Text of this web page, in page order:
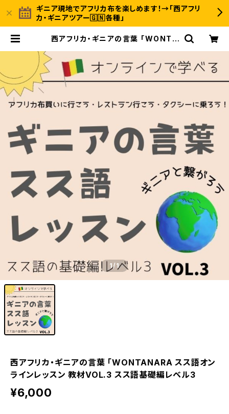
ギニア現地でアフリカ布を楽しめます！→「西アフリ
カ・ギニアツアー🇬🇳各種」
西アフリカ・ギニアの言葉 「WONTA
NUWALI AFRICA イヌワリアフリ
カ〉ギニア発のアフリカ布ファッション
＆ジャンベのオンラインストア
1/1
西アフリカ・ギニアの言葉 「WONTANARA スス語オン
ラインレッスン 教材VOL.3 スス語基礎編レベル3
¥6,000